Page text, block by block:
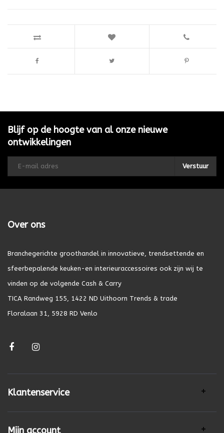
Blijf op de hoogte van al onze nieuwe
ontwikkelingen
Verstuur
Over ons
Branchegerichte groothandel in innovatieve, trendsettende en
sfeerbepalende keuken-en interieuraccessoires ook zijn wij te
vinden op de volgende Cash & Carry
TICA Randweg 155, 1422 ND Uithoorn Trends & trade
Floralaan 31, 5928 RD Venlo
Klantenservice
Mijn account